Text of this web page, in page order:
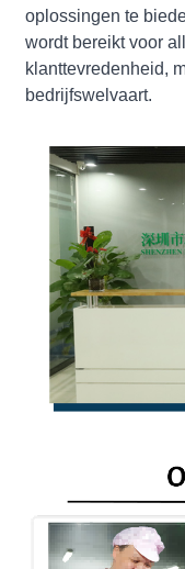
oplossingen te
wordt bereikt voor
klanttevredenheid,
bedrijfswelvaart.